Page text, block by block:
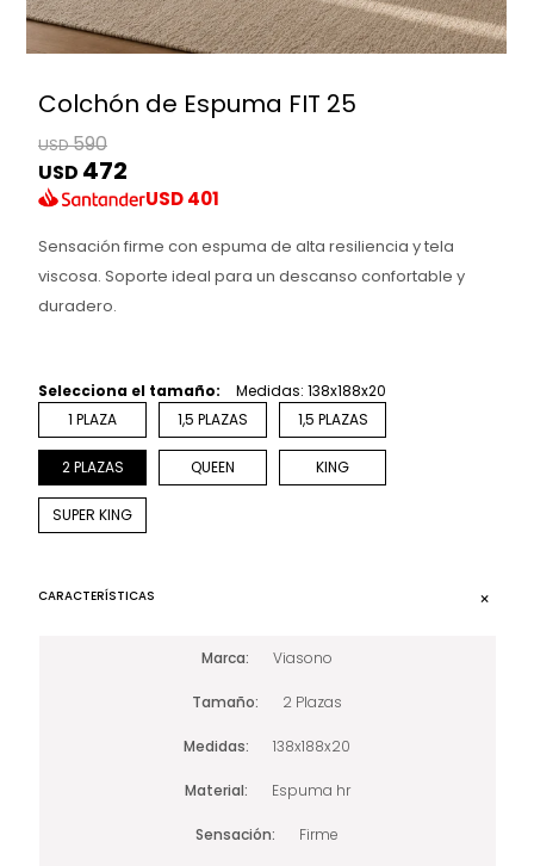
Colchón de Espuma FIT 25
USD590
USD 472
USD401
Sensación firme con espuma de alta resiliencia y tela
viscosa. Soporte ideal para un descanso confortable y
duradero.
Selecciona el tamaño:
Medidas: 138x188x20
1 PLAZA
1,5 PLAZAS 1,5 PLAZAS
2 PLAZAS QUEEN KING
SUPER KING
CARACTERÍSTICAS
Marca Viasono
Tamaño 2 Plazas
Medidas 138x188x20
Material Espuma hr
Sensación Firme